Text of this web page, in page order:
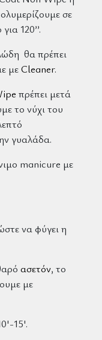
σε
120’’.
θα πρέπει
μεCleaner.
πρέπει μετά
το νύχι του
γυαλάδα.
manicure με
να φύγει η
ασετόν, το
με
15'.